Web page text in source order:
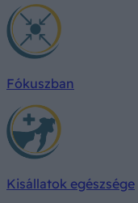
Fókuszban
Kisállatok egészsége